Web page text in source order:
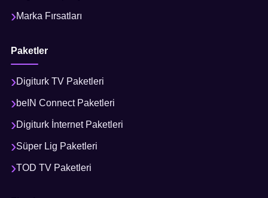
Marka Fırsatları
Paketler
Digiturk TV Paketleri
beIN Connect Paketleri
Digiturk İnternet Paketleri
Süper Lig Paketleri
TOD TV Paketleri